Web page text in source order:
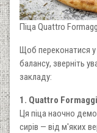
Піца Quattro
Щоб переконатися у
балансу, зверніть
закладу:
1. Quattro
Ця піца наочно
сирів — від м'яких